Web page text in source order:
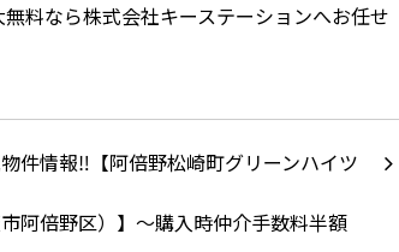
料なら株式会社キーステーションへお任せ